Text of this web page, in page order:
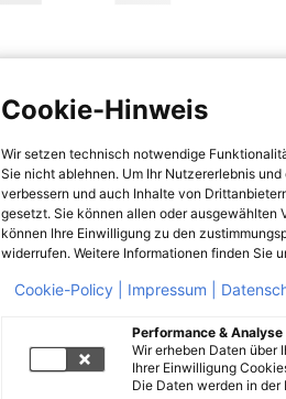
Cookie-Hinweis
Wir setzen technisch notwendige
Sie nicht ablehnen. Um Ihr Nutzererlebnis
verbessern und auch Inhalte von
gesetzt. Sie können allen oder ausgewählten
können Ihre Einwilligung zu den
widerrufen. Weitere Informationen finden Sie
Cookie-Policy | Impressum |
Performance & Analyse
Wir erheben Daten über
Ihrer Einwilligung
Die Daten werden in der